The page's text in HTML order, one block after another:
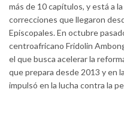
más de 10 capítulos, y está a
correcciones que llegaron
Episcopales. En octubre
centroafricano Fridolin
el que busca acelerar la
que prepara desde 2013 y en
impulsó en la lucha contra la